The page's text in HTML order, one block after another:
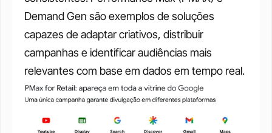
Demand Gen são exemplos de soluções
capazes de adaptar criativos, distribuir
campanhas e identificar audiências mais
relevantes com base em dados em tempo real.